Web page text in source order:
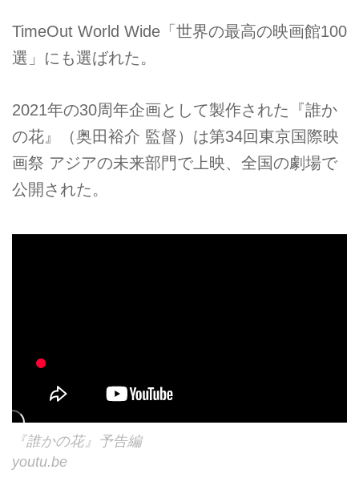
TimeOut World Wide「世界の最高の映画館100
選」にも選ばれた。
2021年の30周年企画として製作された『誰か
の花』（奥田裕介 監督）は第34回東京国際映
画祭 アジアの未来部門で上映、全国の劇場で
公開された。
『誰かの花』予告編
youtu.be